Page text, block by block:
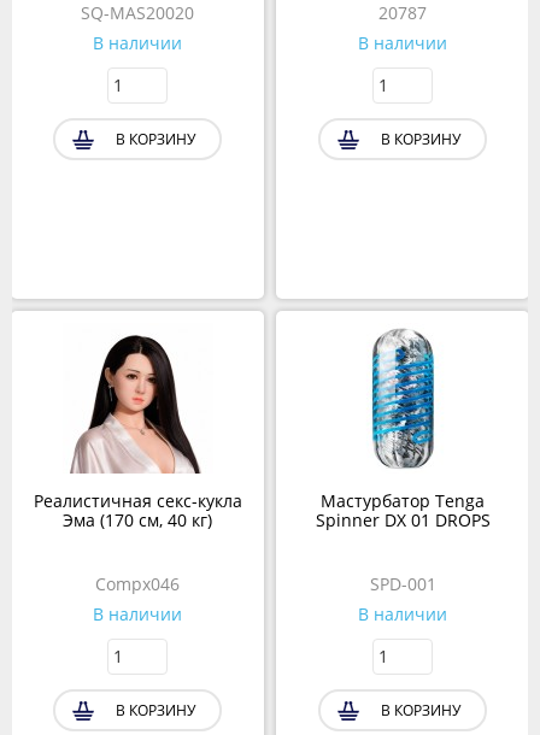
SQ-MAS20020
В наличии
В КОРЗИНУ
Реалистичная секс-кукла
Эма (170 см, 40 кг)
Compx046
В наличии
В КОРЗИНУ
20787
В наличии
В КОРЗИНУ
Мастурбатор Tenga
Spinner DX 01 DROPS
SPD-001
В наличии
В КОРЗИНУ